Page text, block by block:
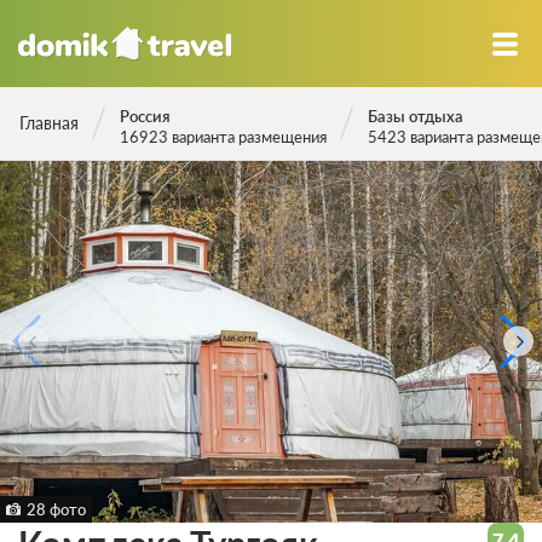
Главная
Россия
16923 варианта размещения
Базы отдыха
5423 варианта
28 фото